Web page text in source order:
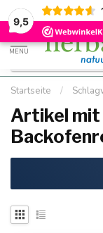
9,5
Kostenloser
Schnell geliefert
MENU
Startseite /
Artikel